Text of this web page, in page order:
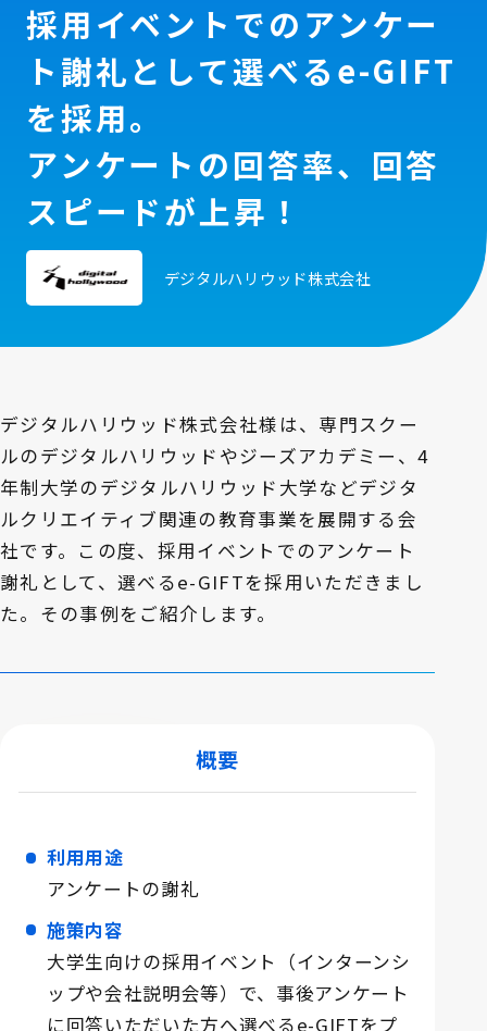
採用イベントでのアンケー
ト謝礼として選べるe-GIFT
を採用。
アンケートの回答率、回答
スピードが上昇！
デジタルハリウッド株式会社
デジタルハリウッド株式会社様は、専門スクー
ルのデジタルハリウッドやジーズアカデミー、4
年制大学のデジタルハリウッド大学などデジタ
ルクリエイティブ関連の教育事業を展開する会
社です。この度、採用イベントでのアンケート
謝礼として、選べるe-GIFTを採用いただきまし
た。その事例をご紹介します。
概要
利用用途
アンケートの謝礼
施策内容
大学生向けの採用イベント（インターンシ
ップや会社説明会等）で、事後アンケート
に回答いただいた方へ選べるe-GIFTをプ